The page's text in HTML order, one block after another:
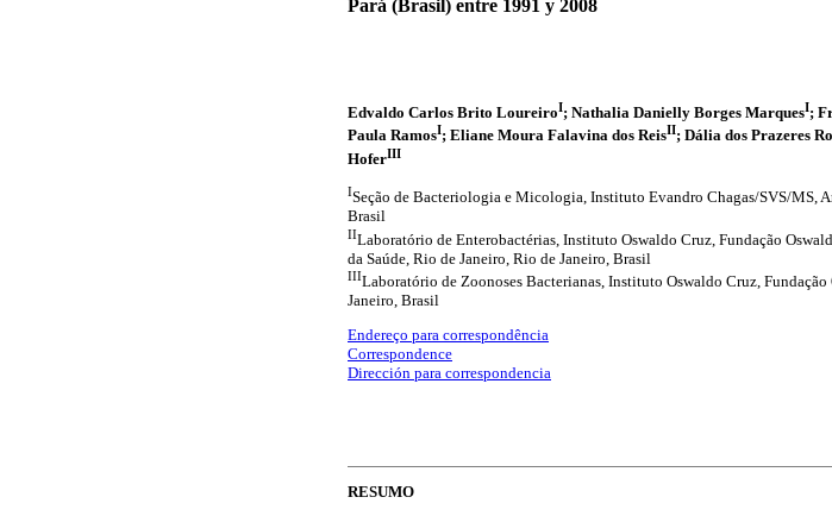
Pará (Brasil) entre 1991 y 2008
Edvaldo Carlos Brito LoureiroI; Nathalia Danielly Borges MarquesI;
Paula RamosI; Eliane Moura Falavina dos ReisII; Dália dos Prazeres
HoferIII
ISeção de Bacteriologia e Micologia, Instituto Evandro Chagas/SVS/MS,
Brasil
IILaboratório de Enterobactérias, Instituto Oswaldo Cruz, Fundação
da Saúde, Rio de Janeiro, Rio de Janeiro, Brasil
IIILaboratório de Zoonoses Bacterianas, Instituto Oswaldo Cruz,
Janeiro, Brasil
Endereço para correspondência
Correspondence
Dirección para correspondencia
RESUMO